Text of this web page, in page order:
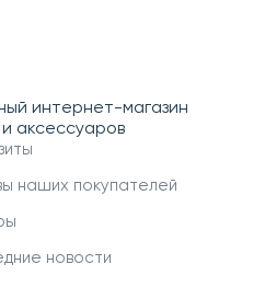
интернет-магазин
аксессуаров
наших покупателей
новости